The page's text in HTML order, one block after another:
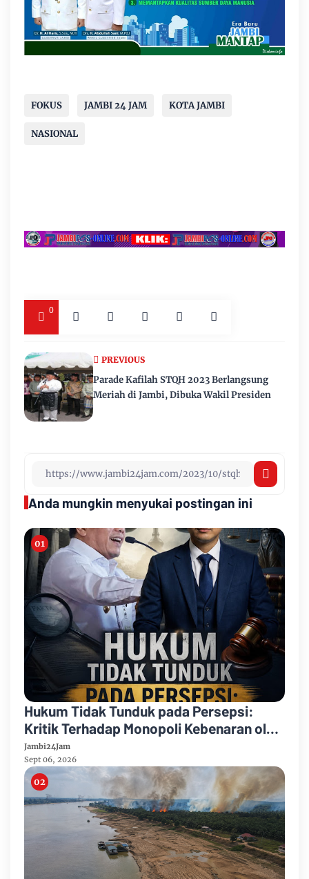
FOKUS JAMBI 24 JAM KOTA JAMBI
NASIONAL
0
PREVIOUS
Parade Kafilah STQH 2023 Berlangsung
Meriah di Jambi, Dibuka Wakil Presiden
Anda mungkin menyukai postingan ini
Hukum Tidak Tunduk pada Persepsi:
Kritik Terhadap Monopoli Kebenaran oleh
Media dan Aktivis
Jambi24Jam
Sept 06, 2026